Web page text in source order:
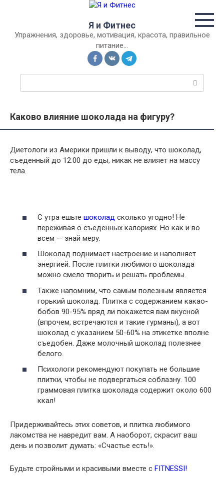
Я и Фитнес
Упражнения, здоровье, мотивация, красота, правильное
питание…
о
к
:
Каково влияние шоколада на фигуру?
Диетологи из Америки пришли к выводу, что шоколад,
съеденный до 12.00 до еды, никак не влияет на массу
тела.
С утра ешьте шоколад сколько угодно! Не
переживая о съеденных калориях. Но как и во
всем — знай меру.
Шоколад поднимает настроение и наполняет
энергией. После плитки любимого шоколада
можно смело творить и решать проблемы.
Также напомним, что самым полезным является
горький шоколад. Плитка с содержанием какао-
бобов 90-95% вряд ли покажется вам вкусной
(впрочем, встречаются и такие гурманы), а вот
шоколад с указанием 50-60% на этикетке вполне
съедобен. Даже молочный шоколад полезнее
белого.
Психологи рекомендуют покупать не большие
плитки, чтобы не подвергаться соблазну. 100
граммовая плитка шоколада содержит около 600
ккал!
Придерживайтесь этих советов, и плитка любимого
лакомства не навредит вам. А наоборот, скрасит ваш
день и позволит думать: «Счастье есть!».
Будьте стройными и красивыми вместе с FITNESSI!